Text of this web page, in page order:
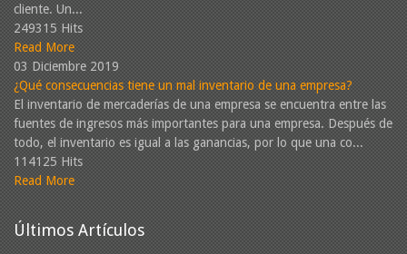
cliente. Un...
249315 Hits
Read More
03 Diciembre 2019
¿Qué consecuencias tiene un mal inventario de una empresa?
El inventario de mercaderías de una empresa se encuentra entre las
fuentes de ingresos más importantes para una empresa. Después de
todo, el inventario es igual a las ganancias, por lo que una co...
114125 Hits
Read More
Últimos Artículos